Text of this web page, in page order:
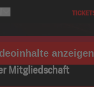
anzeigen
Mitgliedschaft